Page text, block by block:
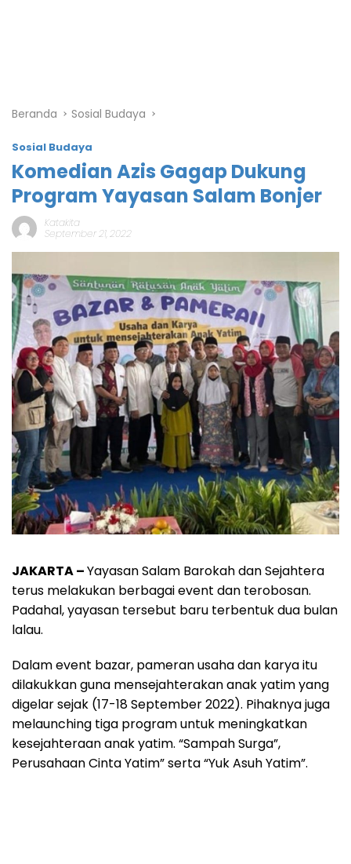
Beranda Sosial Budaya
Sosial Budaya
Komedian Azis Gagap Dukung
Program Yayasan Salam Bonjer
Katakita
September 21, 2022
JAKARTA –Yayasan Salam Barokah dan Sejahtera
terus melakukan berbagai event dan terobosan.
Padahal, yayasan tersebut baru terbentuk dua bulan
lalau.
Dalam event bazar, pameran usaha dan karya itu
dilakukkan guna mensejahterakan anak yatim yang
digelar sejak (17-18 September 2022). Pihaknya juga
melaunching tiga program untuk meningkatkan
kesejahteraan anak yatim. “Sampah Surga”,
Perusahaan Cinta Yatim” serta “Yuk Asuh Yatim”.